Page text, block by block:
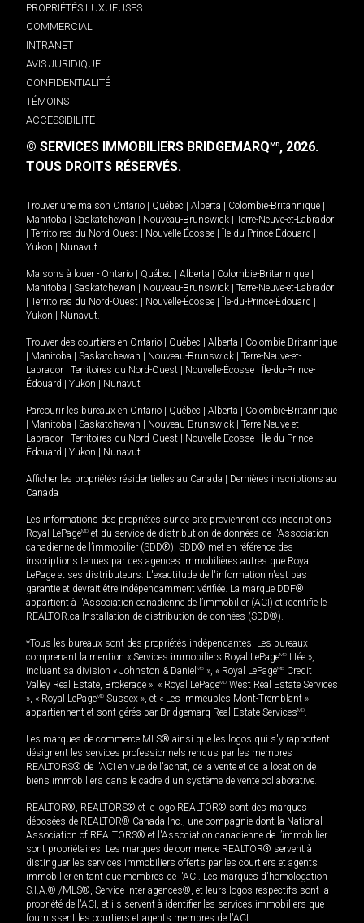
PROPRIÉTÉS LUXUEUSES
COMMERCIAL
INTRANET
AVIS JURIDIQUE
CONFIDENTIALITÉ
TÉMOINS
ACCESSIBILITÉ
© SERVICES IMMOBILIERS BRIDGEMARQMD, 2026.
TOUS DROITS RÉSERVÉS.
Trouver une maison Ontario Québec Alberta Colombie-Britannique
Manitoba
Saskatchewan Nouveau-Brunswick
Terre-Neuve-et-Labrador
Territoires du Nord-Ouest Nouvelle-Écosse Île-du-Prince-Édouard
Yukon
Nunavut.
Maisons à louer - Ontario Québec Alberta Colombie-Britannique
Manitoba
Saskatchewan Nouveau-Brunswick
Terre-Neuve-et-Labrador
Territoires du Nord-Ouest Nouvelle-Écosse Île-du-Prince-Édouard
Yukon
Nunavut.
Trouver des courtiers en Ontario Québec Alberta
Colombie-Britannique
Manitoba Saskatchewan Nouveau-Brunswick
Terre-Neuve-et-
Labrador
Territoires du Nord-Ouest Nouvelle-Écosse
Île-du-Prince-
Édouard
Yukon Nunavut
Parcourir les bureaux en Ontario Québec Alberta
Colombie-Britannique
Manitoba Saskatchewan Nouveau-Brunswick
Terre-Neuve-et-
Labrador
Territoires du Nord-Ouest Nouvelle-Écosse
Île-du-Prince-
Édouard
Yukon Nunavut
Afficher les propriétés résidentielles au Canada
Dernières inscriptions au
Canada
Les informations des propriétés sur ce site proviennent des inscriptions
Royal LePageMD et du service de distribution de données de l'Association
canadienne de l’immobilier (SDD®). SDD® met en référence des
inscriptions tenues par des agences immobilières autres que Royal
LePage et ses distributeurs. L'exactitude de l'information n'est pas
garantie et devrait être indépendamment vérifiée. La marque DDF®
appartient à l'Association canadienne de l’immobilier (ACI) et identifie le
REALTOR.ca Installation de distribution de données (SDD®).
*Tous les bureaux sont des propriétés indépendantes. Les bureaux
comprenant la mention « Services immobiliers Royal LePageMD Ltée »,
incluant sa division « Johnston & Daniel MD », « Royal LePageMD Credit
Valley Real Estate, Brokerage », « Royal LePageMD West Real Estate Services
», « Royal LePageMD Sussex », et « Les immeubles Mont-Tremblant »
appartiennent et sont gérés par Bridgemarq Real Estate ServicesMD.
Les marques de commerce MLS® ainsi que les logos qui s'y rapportent
désignent les services professionnels rendus par les membres
REALTORS® de l'ACI en vue de l'achat, de la vente et de la location de
biens immobiliers dans le cadre d'un système de vente collaborative.
REALTOR®, REALTORS® et le logo REALTOR® sont des marques
déposées de REALTOR® Canada Inc., une compagnie dont la National
Association of REALTORS® et l'Association canadienne de l’immobilier
sont propriétaires. Les marques de commerce REALTOR® servent à
distinguer les services immobiliers offerts par les courtiers et agents
immobilier en tant que membres de l'ACI. Les marques d'homologation
S.I.A.® /MLS®, Service inter-agences®, et leurs logos respectifs sont la
propriété de l'ACI, et ils servent à identifier les services immobiliers que
fournissent les courtiers et agents membres de l'ACI.